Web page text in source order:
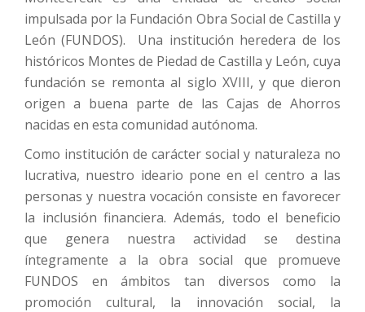
impulsada por la Fundación Obra Social de Castilla y
León (FUNDOS). Una institución heredera de los
históricos Montes de Piedad de Castilla y León, cuya
fundación se remonta al siglo XVIII, y que dieron
origen a buena parte de las Cajas de Ahorros
nacidas en esta comunidad autónoma.
Como institución de carácter social y naturaleza no
lucrativa, nuestro ideario pone en el centro a las
personas y nuestra vocación consiste en favorecer
la inclusión financiera. Además, todo el beneficio
que genera nuestra actividad se destina
íntegramente a la obra social que promueve
FUNDOS en ámbitos tan diversos como la
promoción cultural, la innovación social, la